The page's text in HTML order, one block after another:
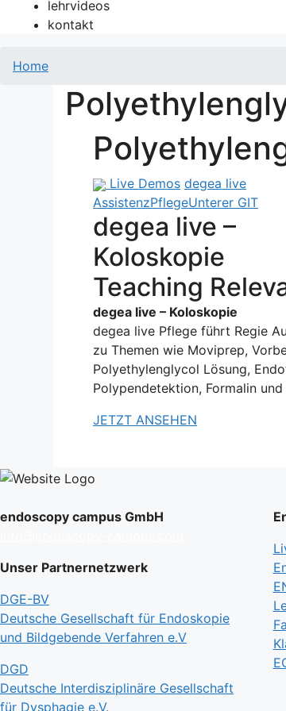
lehrvideos
kontakt
Home
Live Demos degea live
AssistenzPflegeUnterer GIT
degea live –
Koloskopie
Teaching
degea live – Koloskopie
degea live Pflege führt Regie
zu Themen wie Moviprep,
Polyethylenglycol Lösung,
Polypendetektion, Formalin
JETZT ANSEHEN
endoscopy campus GmbH
Unser Partnernetzwerk
DGE-BV
Deutsche Gesellschaft für Endoskopie
und Bildgebende Verfahren e.V
DGD
Deutsche Interdisziplinäre Gesellschaft
für Dysphagie e.V.